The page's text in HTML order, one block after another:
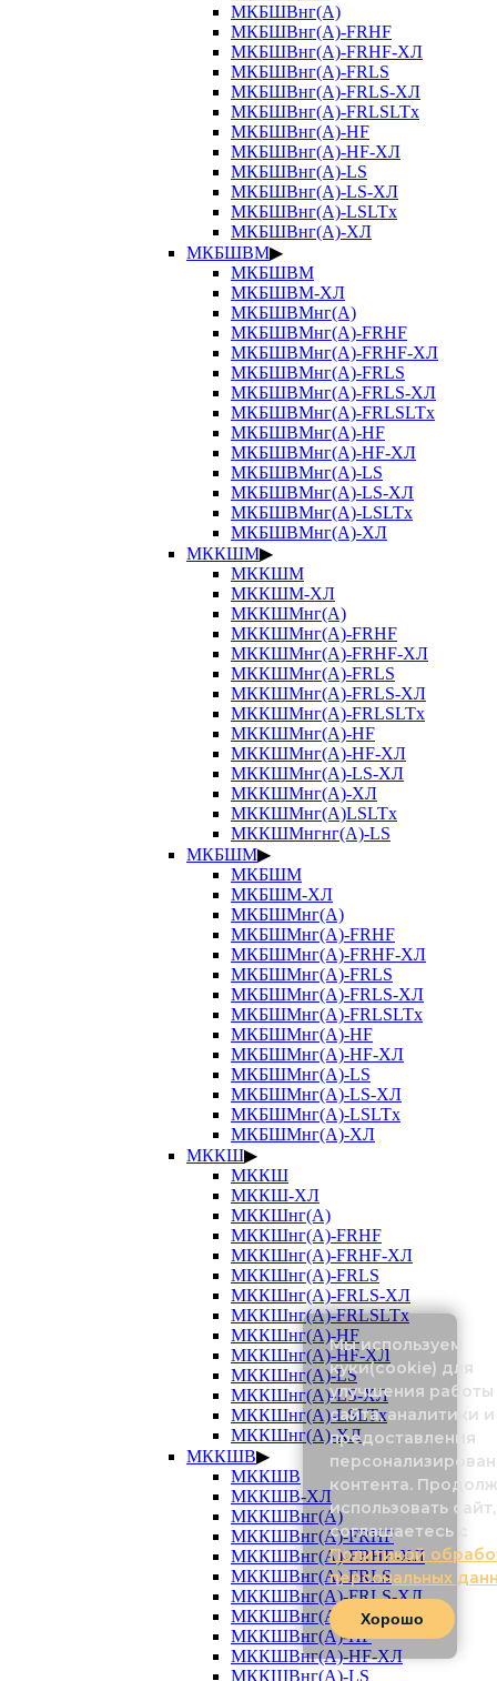
МКБШВнг(А)
МКБШВнг(А)-FRHF
МКБШВнг(А)-FRHF-ХЛ
МКБШВнг(А)-FRLS
МКБШВнг(А)-FRLS-ХЛ
МКБШВнг(А)-FRLSLTx
МКБШВнг(А)-HF
МКБШВнг(А)-HF-ХЛ
МКБШВнг(А)-LS
МКБШВнг(А)-LS-ХЛ
МКБШВнг(А)-LSLTx
МКБШВнг(А)-ХЛ
МКБШВМ▶
МКБШВМ
МКБШВМ-ХЛ
МКБШВМнг(А)
МКБШВМнг(А)-FRHF
МКБШВМнг(А)-FRHF-ХЛ
МКБШВМнг(А)-FRLS
МКБШВМнг(А)-FRLS-ХЛ
МКБШВМнг(А)-FRLSLTx
МКБШВМнг(А)-HF
МКБШВМнг(А)-HF-ХЛ
МКБШВМнг(А)-LS
МКБШВМнг(А)-LS-ХЛ
МКБШВМнг(А)-LSLTx
МКБШВМнг(А)-ХЛ
МККШМ▶
МККШМ
МККШМ-ХЛ
МККШМнг(А)
МККШМнг(А)-FRHF
МККШМнг(А)-FRHF-ХЛ
МККШМнг(А)-FRLS
МККШМнг(А)-FRLS-ХЛ
МККШМнг(А)-FRLSLTx
МККШМнг(А)-HF
МККШМнг(А)-HF-ХЛ
МККШМнг(А)-LS-ХЛ
МККШМнг(А)-ХЛ
МККШМнг(А)LSLTx
МККШМнгнг(А)-LS
МКБШМ▶
МКБШМ
МКБШМ-ХЛ
МКБШМнг(А)
МКБШМнг(А)-FRHF
МКБШМнг(А)-FRHF-ХЛ
МКБШМнг(А)-FRLS
МКБШМнг(А)-FRLS-ХЛ
МКБШМнг(А)-FRLSLTx
МКБШМнг(А)-HF
МКБШМнг(А)-HF-ХЛ
МКБШМнг(А)-LS
МКБШМнг(А)-LS-ХЛ
МКБШМнг(А)-LSLTx
МКБШМнг(А)-ХЛ
МККШ▶
МККШ
МККШ-ХЛ
МККШнг(А)
МККШнг(А)-FRHF
МККШнг(А)-FRHF-ХЛ
МККШнг(А)-FRLS
МККШнг(А)-FRLS-ХЛ
МККШнг(А)-FRLSLTx
МККШнг(А)-HF
МККШнг(А)-HF-ХЛ
МККШнг(А)-LS
МККШнг(А)-LS-ХЛ
МККШнг(А)-LSLTx
МККШнг(А)-ХЛ
МККШВ▶
МККШВ
МККШВ-ХЛ
МККШВнг(А)
МККШВнг(А)-FRHF
МККШВнг(А)-FRHF-ХЛ
МККШВнг(А)-FRLS
МККШВнг(А)-FRLS-ХЛ
МККШВнг(А)-FRLSLTx
МККШВнг(А)-HF
МККШВнг(А)-HF-ХЛ
МККШВнг(А)-LS
Мы используем
куки(cookie) для
улучшения работы
сайта, аналитики и
предоставления
контента.
использовать
соглашаетесь с
Политикой
персональных
Хорошо